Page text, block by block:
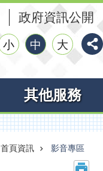
政府資訊公開
小 中 大
其他服務
首頁資訊 影音專區